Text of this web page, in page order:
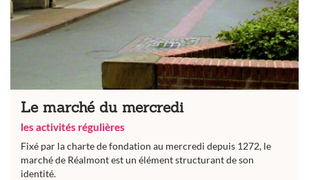
Le marché du mercredi
les activités régulières
Fixé par la charte de fondation au mercredi depuis 1272, le
marché de Réalmont est un élément structurant de son
identité.